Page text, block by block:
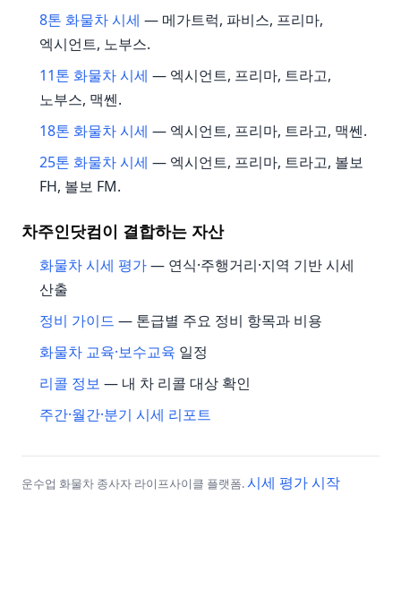
8톤 화물차 시세 — 메가트럭, 파비스, 프리마,
엑시언트, 노부스.
11톤 화물차 시세 — 엑시언트, 프리마, 트라고,
노부스, 맥쎈.
18톤 화물차 시세 — 엑시언트, 프리마, 트라고, 맥쎈.
25톤 화물차 시세 — 엑시언트, 프리마, 트라고, 볼보
FH, 볼보 FM.
차주인닷컴이 결합하는 자산
화물차 시세 평가— 연식·주행거리·지역 기반 시세
산출
정비 가이드 — 톤급별 주요 정비 항목과 비용
화물차 교육·보수교육 일정
리콜 정보 — 내 차 리콜 대상 확인
주간·월간·분기 시세 리포트
운수업 화물차 종사자 라이프사이클 플랫폼.시세 평가 시작